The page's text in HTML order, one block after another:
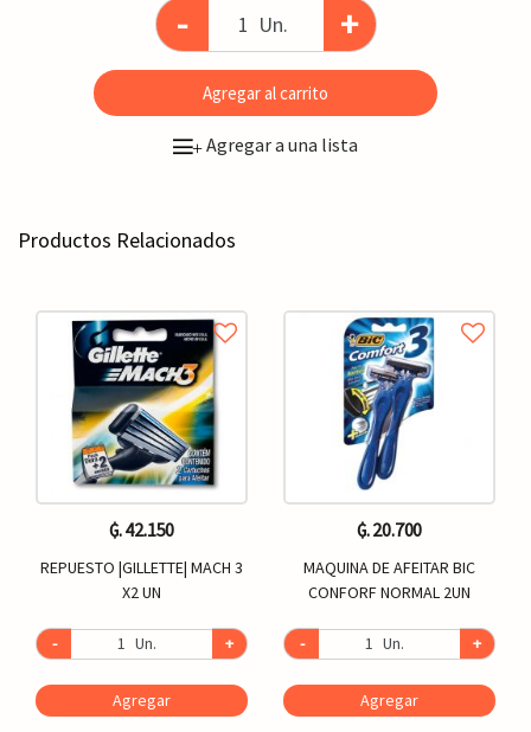
- Un. +
Agregar al carrito
+Agregar a una lista
Productos Relacionados
₲. 42.150
REPUESTO |GILLETTE| MACH 3
X2 UN
- Un. +
Agregar
₲. 20.700
MAQUINA DE AFEITAR BIC
CONFORF NORMAL 2UN
- Un. +
Agregar